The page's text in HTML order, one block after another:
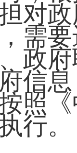
对
需
政
信
照
行